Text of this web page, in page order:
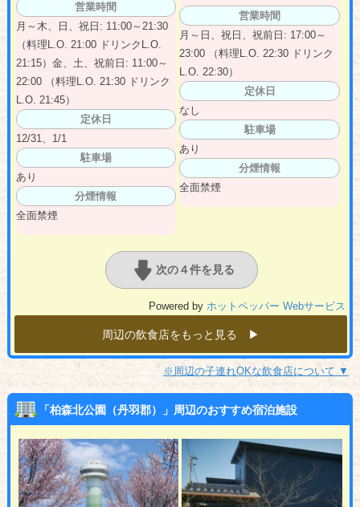
営業時間
月～木、日、祝日: 11:00～21:30
（料理L.O. 21:00 ドリンクL.O.
21:15）金、土、祝前日: 11:00～
22:00 （料理L.O. 21:30 ドリンク
L.O. 21:45）
定休日
12/31、1/1
駐車場
あり
分煙情報
全面禁煙
営業時間
月～日、祝日、祝前日: 17:00～
23:00 （料理L.O. 22:30 ドリンク
L.O. 22:30）
定休日
なし
駐車場
あり
分煙情報
全面禁煙
次の４件を見る
Powered byホットペッパー Webサービス
周辺の飲食店をもっと見る ▶︎
※周辺の子連れOKな飲食店について ▼
「柏森北公園（丹羽郡）」周辺のおすすめ宿泊施設